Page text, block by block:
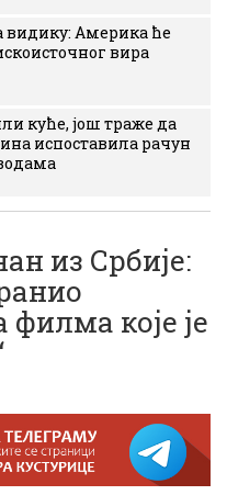
видику: Америка ће
вира
куће, још траже да
испоставила рачун
из Србије:
које је